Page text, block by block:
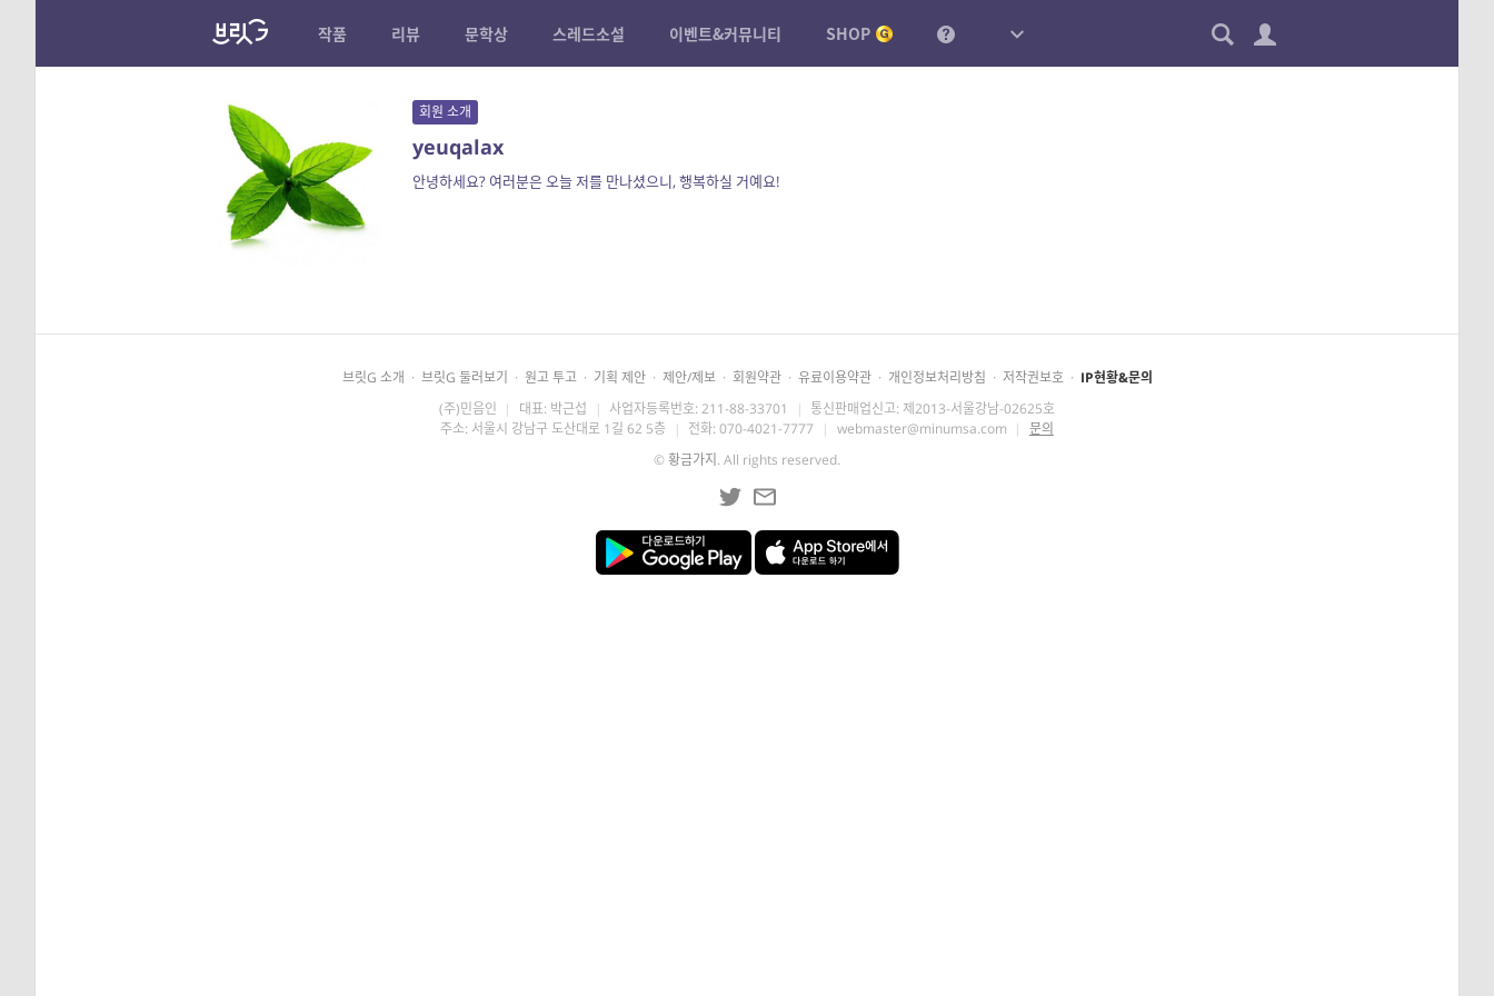
작품 리뷰 문학상 스레드소설 이벤트&커뮤니티 SHOP
회원 소개
yeuqalax
안녕하세요? 여러분은 오늘 저를 만나셨으니, 행복하실 거예요!
브릿G 소개 · 브릿G 둘러보기 · 원고 투고 · 기획 제안 · 제안/제보 · 회원약관 · 유료이용약관 · 개인정보처리방침 · 저작권보호 · IP현황&문의
(주)민음인 | 대표: 박근섭 | 사업자등록번호: 211-88-33701 | 통신판매업신고: 제2013-서울강남-02625호
주소: 서울시 강남구 도산대로 1길 62 5층 | 전화: 070-4021-7777 | webmaster@minumsa.com | 문의
©황금가지 . All rights reserved.